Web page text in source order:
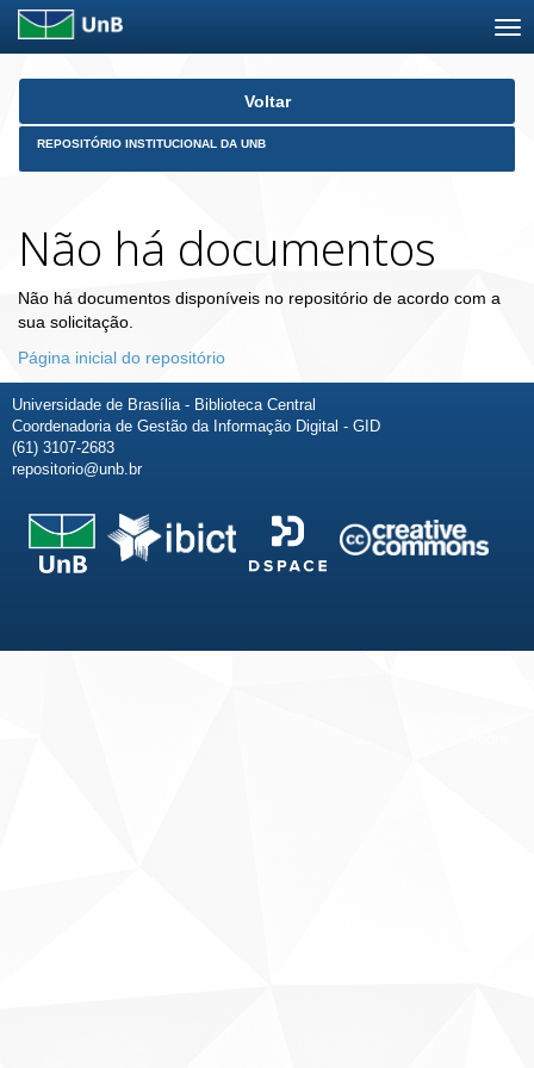
Skip
Voltar
REPOSITÓRIO INSTITUCIONAL DA UNB
Não há documentos
Não há documentos disponíveis no repositório de acordo com a
sua solicitação.
Página inicial do repositório
Universidade de Brasília - Biblioteca Central
Coordenadoria de Gestão da Informação Digital - GID
(61) 3107-2683
repositorio@unb.br